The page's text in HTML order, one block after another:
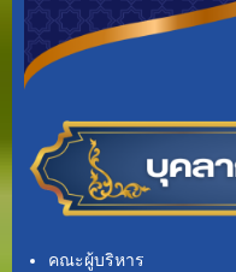
คณะผู้บริหาร